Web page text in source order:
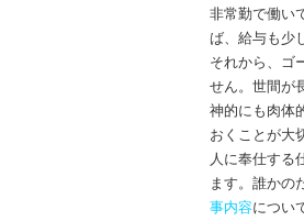
非常勤で働い
ば、給与も少
それから、ゴ
せん。世間が
神的にも肉体
おくことが大
人に奉仕する
ます。誰かの
事内容につい